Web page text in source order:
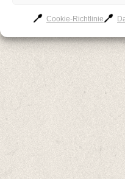
Cookie-Richtlinie